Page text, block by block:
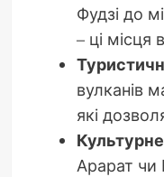
Фудзі до
– ці
вулканів
які
Арарат чи